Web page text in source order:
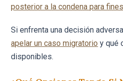
posterior a la condena para
Si enfrenta una decisión
apelar un caso migratorio y qué
disponibles.